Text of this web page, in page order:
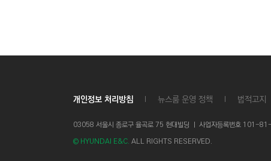
개인정보 처리방침 뉴스룸 운영 정책 법적고지
03058 서울시 종로구 율곡로 75 현대빌딩 ㅣ 사업자등록번호 101-
© HYUNDAI E&C. ALL RIGHTS RESERVED.